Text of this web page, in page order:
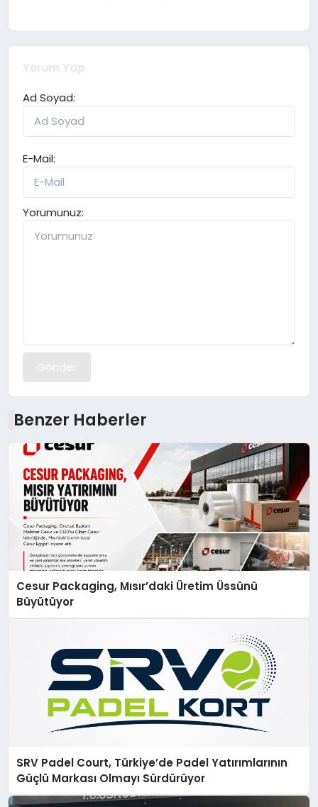
Yorum Yap
Ad Soyad:
E-Mail:
Yorumunuz:
Gönder
Benzer Haberler
Cesur Packaging, Mısır’daki Üretim Üssünü
Büyütüyor
SRV Padel Court, Türkiye’de Padel Yatırımlarının
Güçlü Markası Olmayı Sürdürüyor